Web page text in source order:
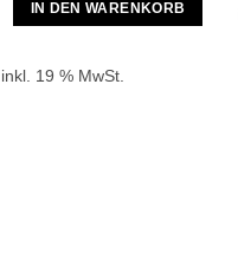
IN DEN WARENKORB
inkl. 19 % MwSt.